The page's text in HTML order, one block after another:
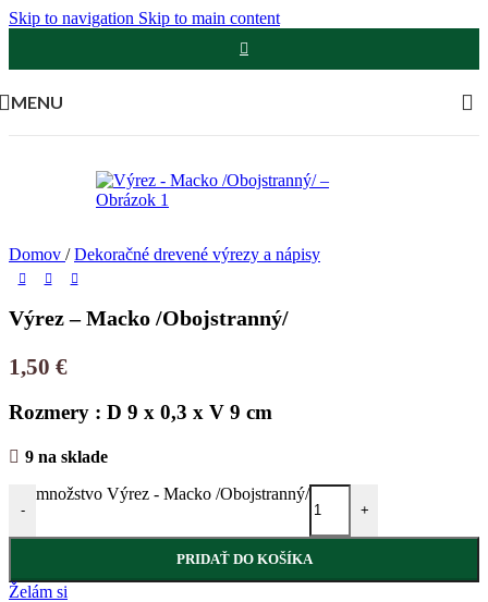
Skip to navigation Skip to main content
MENU
Domov / Dekoračné drevené výrezy a nápisy
Výrez – Macko /Obojstranný/
1,50 €
Rozmery : D 9 x 0,3 x V 9 cm
9 na sklade
-
množstvo Výrez - Macko /Obojstranný/
+
PRIDAŤ DO KOŠÍKA
Želám si